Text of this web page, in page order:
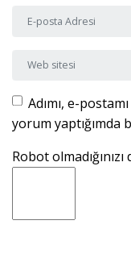
E-posta Adresi
Web sitesi
Adımı, e-
yorum yaptığımda
Robot